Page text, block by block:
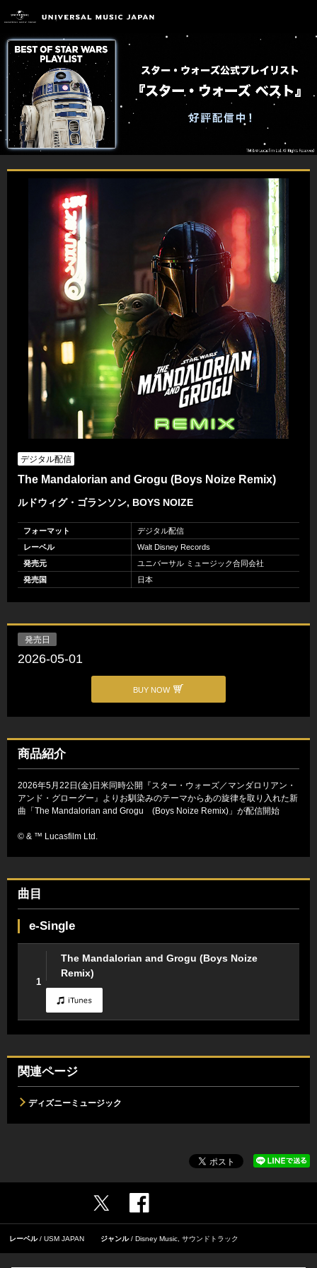
デジタル配信
The Mandalorian and Grogu (Boys Noize Remix)
ルドウィグ・ゴランソン, BOYS NOIZE
フォーマット
デジタル配信
レーベル
Walt Disney Records
発売元
ユニバーサル ミュージック合同会社
発売国
日本
発売日
2026-05-01
BUY NOW
商品紹介
2026年5月22日(金)日米同時公開『スター・ウォーズ／マンダロリアン・
アンド・グローグー』よりお馴染みのテーマからあの旋律を取り入れた新
曲「The Mandalorian and Grogu (Boys Noize Remix)」が配信開始
© & ™ Lucasfilm Ltd.
曲目
e-Single
1
The Mandalorian and Grogu (Boys Noize
Remix)
関連ページ
ディズニーミュージック
レーベル USM JAPAN ジャンル Disney Music サウンドトラック